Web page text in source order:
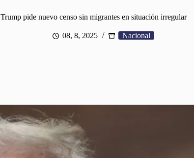
Trump pide nuevo censo sin migrantes en situación irregular
08, 8, 2025 Nacional